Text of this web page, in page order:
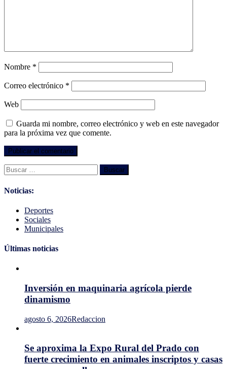
Nombre *
Correo electrónico *
Web
Guarda mi nombre, correo electrónico y web en este navegador
para la próxima vez que comente.
Buscar:
Noticias:
Deportes
Sociales
Municipales
Últimas noticias
Inversión en maquinaria agrícola pierde
dinamismo
agosto 6, 2026Redaccion
Se aproxima la Expo Rural del Prado con
fuerte crecimiento en animales inscriptos y casas